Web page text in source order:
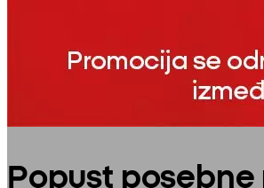
Popust